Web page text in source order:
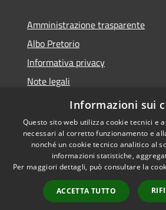
Amministrazione trasparente
Albo Pretorio
Informativa privacy
Note legali
Dichiarazione di accessibilità
Accessibilità
Informazioni sui
Questo sito web utilizza cookie tecnici e
necessari al corretto funzionamento e
nonché un cookie tecnico analitico al
informazioni statistiche,
Per maggiori dettagli, può consultare la
ACCETTA TUTTO